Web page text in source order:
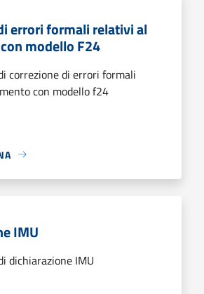
errori formali relativi al
modello F24
correzione di errori formali
con modello f24
IMU
dichiarazione IMU